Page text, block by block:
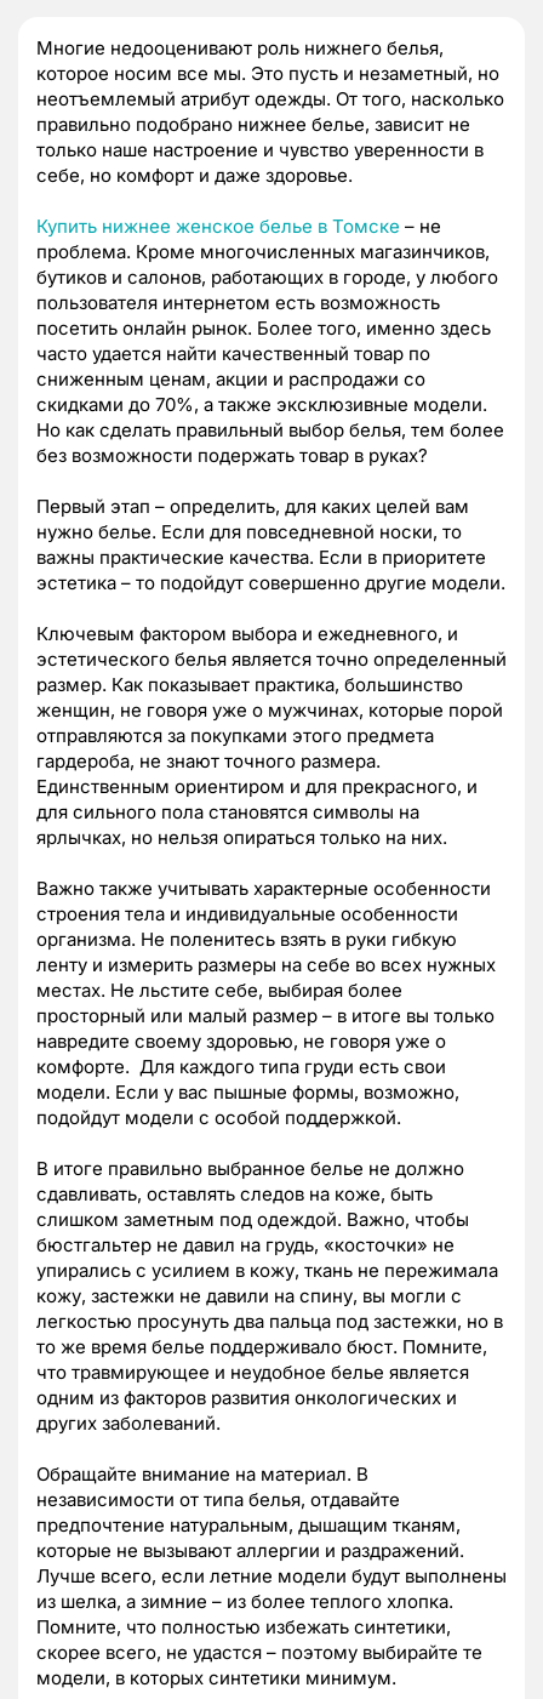
Многие недооценивают роль нижнего белья,
которое носим все мы. Это пусть и незаметный, но
неотъемлемый атрибут одежды. От того, насколько
правильно подобрано нижнее белье, зависит не
только наше настроение и чувство уверенности в
себе, но комфорт и даже здоровье.
Купить нижнее женское белье в Томске – не
проблема. Кроме многочисленных магазинчиков,
бутиков и салонов, работающих в городе, у любого
пользователя интернетом есть возможность
посетить онлайн рынок. Более того, именно здесь
часто удается найти качественный товар по
сниженным ценам, акции и распродажи со
скидками до 70%, а также эксклюзивные модели.
Но как сделать правильный выбор белья, тем более
без возможности подержать товар в руках?
Первый этап – определить, для каких целей вам
нужно белье. Если для повседневной носки, то
важны практические качества. Если в приоритете
эстетика – то подойдут совершенно другие модели.
Ключевым фактором выбора и ежедневного, и
эстетического белья является точно определенный
размер. Как показывает практика, большинство
женщин, не говоря уже о мужчинах, которые порой
отправляются за покупками этого предмета
гардероба, не знают точного размера.
Единственным ориентиром и для прекрасного, и
для сильного пола становятся символы на
ярлычках, но нельзя опираться только на них.
Важно также учитывать характерные особенности
строения тела и индивидуальные особенности
организма. Не поленитесь взять в руки гибкую
ленту и измерить размеры на себе во всех нужных
местах. Не льстите себе, выбирая более
просторный или малый размер – в итоге вы только
навредите своему здоровью, не говоря уже о
комфорте. Для каждого типа груди есть свои
модели. Если у вас пышные формы, возможно,
подойдут модели с особой поддержкой.
В итоге правильно выбранное белье не должно
сдавливать, оставлять следов на коже, быть
слишком заметным под одеждой. Важно, чтобы
бюстгальтер не давил на грудь, «косточки» не
упирались с усилием в кожу, ткань не пережимала
кожу, застежки не давили на спину, вы могли с
легкостью просунуть два пальца под застежки, но в
то же время белье поддерживало бюст. Помните,
что травмирующее и неудобное белье является
одним из факторов развития онкологических и
других заболеваний.
Обращайте внимание на материал. В
независимости от типа белья, отдавайте
предпочтение натуральным, дышащим тканям,
которые не вызывают аллергии и раздражений.
Лучше всего, если летние модели будут выполнены
из шелка, а зимние – из более теплого хлопка.
Помните, что полностью избежать синтетики,
скорее всего, не удастся – поэтому выбирайте те
модели, в которых синтетики минимум.